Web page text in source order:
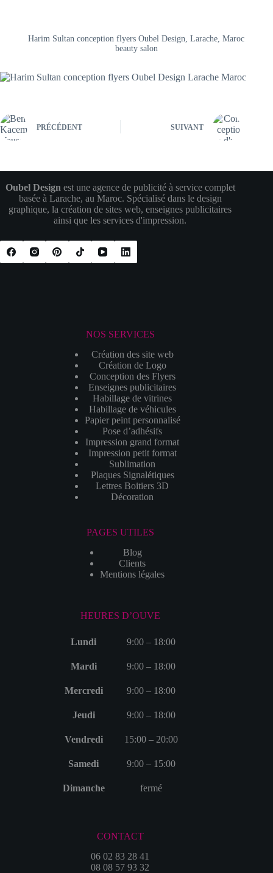
Harim Sultan conception flyers Oubel Design, Larache, Maroc
beauty salon
PRÉCÉDENT SUIVANT
Oubel Design est une agence de publicité à service complet
basée à Larache, au Maroc. Spécialisé dans le design
graphique, la création de sites web, enseignes publicitaires
ainsi que les services d'impression.
NOS SERVICES
Création des site web
Création de Logo
Conception des Flyers
Enseignes publicitaires
Habillage de vitrines
Habillage de véhicules
Papier peint personnalisé
Pose d’adhésifs
Impression grand format
Impression petit format
Sublimation
Plaques Signalétiques
Lettres Boitiers 3D
Décoration
PAGES UTILES
Blog
Clients
Mentions légales
HEURES D’OUVE
Lundi 9:00 – 18:00
Mardi 9:00 – 18:00
Mercredi 9:00 – 18:00
Jeudi 9:00 – 18:00
Vendredi 15:00 – 20:00
Samedi 9:00 – 15:00
Dimanche fermé
CONTACT
06 02 83 28 41
08 08 57 93 32